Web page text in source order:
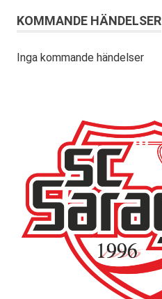
KOMMANDE HÄNDELSER
Inga kommande händelser